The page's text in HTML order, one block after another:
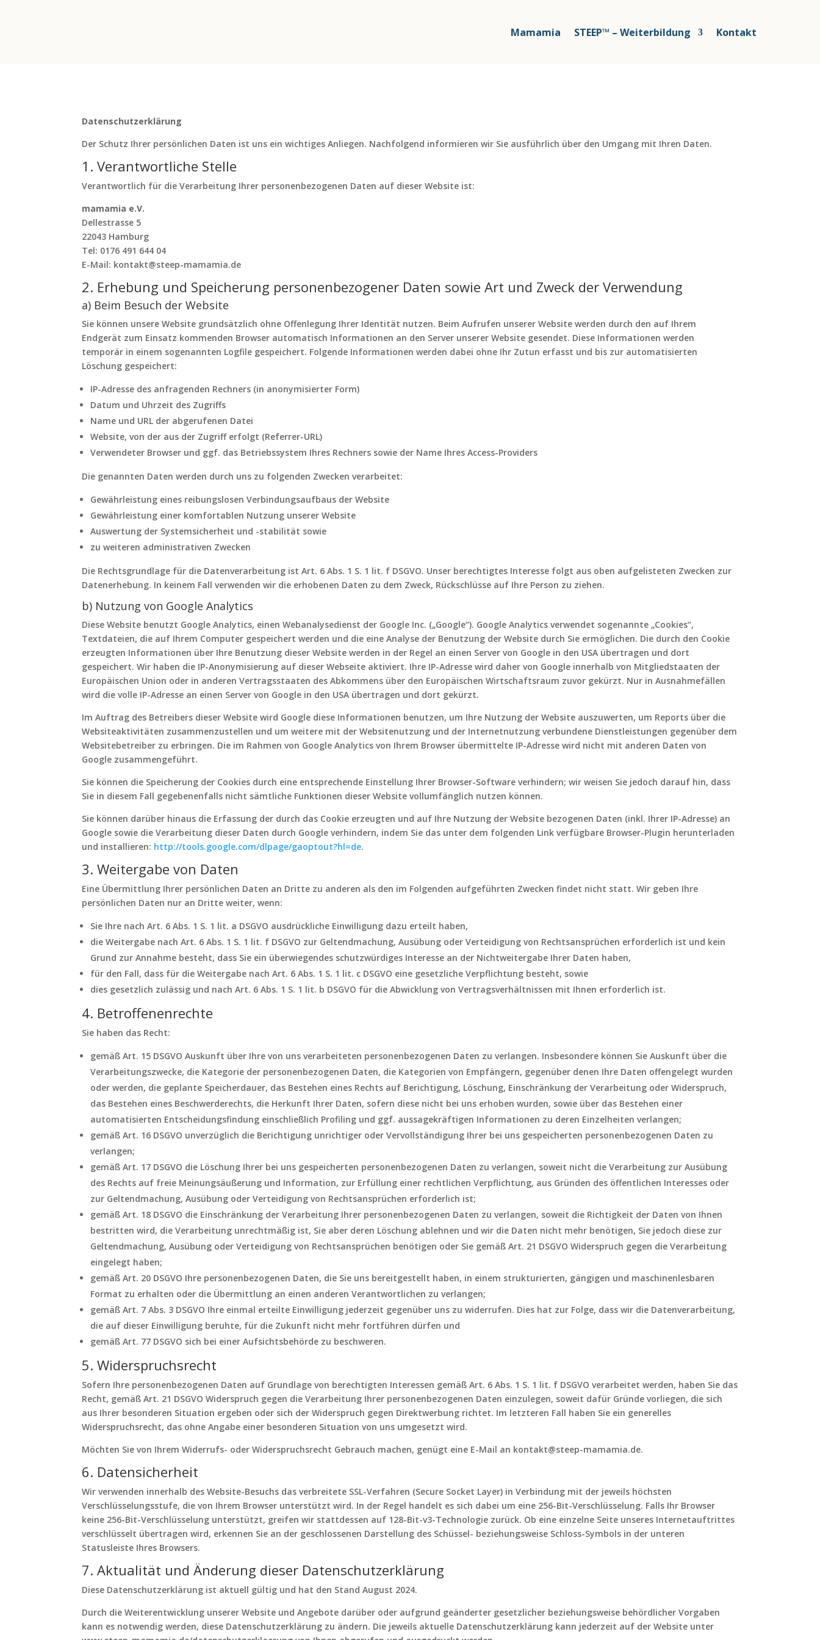
Mamamia STEEP™ – Weiterbildung Kontakt
Datenschutzerklärung
Der Schutz Ihrer persönlichen Daten ist uns ein wichtiges Anliegen. Nachfolgend informieren wir Sie ausführlich über den Umgang mit Ihren Daten.
1. Verantwortliche Stelle
Verantwortlich für die Verarbeitung Ihrer personenbezogenen Daten auf dieser Website ist:
mamamia e.V.
Dellestrasse 5
22043 Hamburg
Tel: 0176 491 644 04
E-Mail: kontakt@steep-mamamia.de
2. Erhebung und Speicherung personenbezogener Daten sowie Art und Zweck der Verwendung
a) Beim Besuch der Website
Sie können unsere Website grundsätzlich ohne Offenlegung Ihrer Identität nutzen. Beim Aufrufen unserer Website werden durch den auf Ihrem
Endgerät zum Einsatz kommenden Browser automatisch Informationen an den Server unserer Website gesendet. Diese Informationen werden
temporär in einem sogenannten Logfile gespeichert. Folgende Informationen werden dabei ohne Ihr Zutun erfasst und bis zur automatisierten
Löschung gespeichert:
IP-Adresse des anfragenden Rechners (in anonymisierter Form)
Datum und Uhrzeit des Zugriffs
Name und URL der abgerufenen Datei
Website, von der aus der Zugriff erfolgt (Referrer-URL)
Verwendeter Browser und ggf. das Betriebssystem Ihres Rechners sowie der Name Ihres Access-Providers
Die genannten Daten werden durch uns zu folgenden Zwecken verarbeitet:
Gewährleistung eines reibungslosen Verbindungsaufbaus der Website
Gewährleistung einer komfortablen Nutzung unserer Website
Auswertung der Systemsicherheit und -stabilität sowie
zu weiteren administrativen Zwecken
Die Rechtsgrundlage für die Datenverarbeitung ist Art. 6 Abs. 1 S. 1 lit. f DSGVO. Unser berechtigtes Interesse folgt aus oben aufgelisteten Zwecken zur
Datenerhebung. In keinem Fall verwenden wir die erhobenen Daten zu dem Zweck, Rückschlüsse auf Ihre Person zu ziehen.
b) Nutzung von Google Analytics
Diese Website benutzt Google Analytics, einen Webanalysedienst der Google Inc. („Google“). Google Analytics verwendet sogenannte „Cookies“,
Textdateien, die auf Ihrem Computer gespeichert werden und die eine Analyse der Benutzung der Website durch Sie ermöglichen. Die durch den Cookie
erzeugten Informationen über Ihre Benutzung dieser Website werden in der Regel an einen Server von Google in den USA übertragen und dort
gespeichert. Wir haben die IP-Anonymisierung auf dieser Webseite aktiviert. Ihre IP-Adresse wird daher von Google innerhalb von Mitgliedstaaten der
Europäischen Union oder in anderen Vertragsstaaten des Abkommens über den Europäischen Wirtschaftsraum zuvor gekürzt. Nur in Ausnahmefällen
wird die volle IP-Adresse an einen Server von Google in den USA übertragen und dort gekürzt.
Im Auftrag des Betreibers dieser Website wird Google diese Informationen benutzen, um Ihre Nutzung der Website auszuwerten, um Reports über die
Websiteaktivitäten zusammenzustellen und um weitere mit der Websitenutzung und der Internetnutzung verbundene Dienstleistungen gegenüber dem
Websitebetreiber zu erbringen. Die im Rahmen von Google Analytics von Ihrem Browser übermittelte IP-Adresse wird nicht mit anderen Daten von
Google zusammengeführt.
Sie können die Speicherung der Cookies durch eine entsprechende Einstellung Ihrer Browser-Software verhindern; wir weisen Sie jedoch darauf hin, dass
Sie in diesem Fall gegebenenfalls nicht sämtliche Funktionen dieser Website vollumfänglich nutzen können.
Sie können darüber hinaus die Erfassung der durch das Cookie erzeugten und auf Ihre Nutzung der Website bezogenen Daten (inkl. Ihrer IP-Adresse) an
Google sowie die Verarbeitung dieser Daten durch Google verhindern, indem Sie das unter dem folgenden Link verfügbare Browser-Plugin herunterladen
und installieren: http://tools.google.com/dlpage/gaoptout?hl=de.
3. Weitergabe von Daten
Eine Übermittlung Ihrer persönlichen Daten an Dritte zu anderen als den im Folgenden aufgeführten Zwecken findet nicht statt. Wir geben Ihre
persönlichen Daten nur an Dritte weiter, wenn:
Sie Ihre nach Art. 6 Abs. 1 S. 1 lit. a DSGVO ausdrückliche Einwilligung dazu erteilt haben,
die Weitergabe nach Art. 6 Abs. 1 S. 1 lit. f DSGVO zur Geltendmachung, Ausübung oder Verteidigung von Rechtsansprüchen erforderlich ist und kein
Grund zur Annahme besteht, dass Sie ein überwiegendes schutzwürdiges Interesse an der Nichtweitergabe Ihrer Daten haben,
für den Fall, dass für die Weitergabe nach Art. 6 Abs. 1 S. 1 lit. c DSGVO eine gesetzliche Verpflichtung besteht, sowie
dies gesetzlich zulässig und nach Art. 6 Abs. 1 S. 1 lit. b DSGVO für die Abwicklung von Vertragsverhältnissen mit Ihnen erforderlich ist.
4. Betroffenenrechte
Sie haben das Recht:
gemäß Art. 15 DSGVO Auskunft über Ihre von uns verarbeiteten personenbezogenen Daten zu verlangen. Insbesondere können Sie Auskunft über die
Verarbeitungszwecke, die Kategorie der personenbezogenen Daten, die Kategorien von Empfängern, gegenüber denen Ihre Daten offengelegt wurden
oder werden, die geplante Speicherdauer, das Bestehen eines Rechts auf Berichtigung, Löschung, Einschränkung der Verarbeitung oder Widerspruch,
das Bestehen eines Beschwerderechts, die Herkunft Ihrer Daten, sofern diese nicht bei uns erhoben wurden, sowie über das Bestehen einer
automatisierten Entscheidungsfindung einschließlich Profiling und ggf. aussagekräftigen Informationen zu deren Einzelheiten verlangen;
gemäß Art. 16 DSGVO unverzüglich die Berichtigung unrichtiger oder Vervollständigung Ihrer bei uns gespeicherten personenbezogenen Daten zu
verlangen;
gemäß Art. 17 DSGVO die Löschung Ihrer bei uns gespeicherten personenbezogenen Daten zu verlangen, soweit nicht die Verarbeitung zur Ausübung
des Rechts auf freie Meinungsäußerung und Information, zur Erfüllung einer rechtlichen Verpflichtung, aus Gründen des öffentlichen Interesses oder
zur Geltendmachung, Ausübung oder Verteidigung von Rechtsansprüchen erforderlich ist;
gemäß Art. 18 DSGVO die Einschränkung der Verarbeitung Ihrer personenbezogenen Daten zu verlangen, soweit die Richtigkeit der Daten von Ihnen
bestritten wird, die Verarbeitung unrechtmäßig ist, Sie aber deren Löschung ablehnen und wir die Daten nicht mehr benötigen, Sie jedoch diese zur
Geltendmachung, Ausübung oder Verteidigung von Rechtsansprüchen benötigen oder Sie gemäß Art. 21 DSGVO Widerspruch gegen die Verarbeitung
eingelegt haben;
gemäß Art. 20 DSGVO Ihre personenbezogenen Daten, die Sie uns bereitgestellt haben, in einem strukturierten, gängigen und maschinenlesbaren
Format zu erhalten oder die Übermittlung an einen anderen Verantwortlichen zu verlangen;
gemäß Art. 7 Abs. 3 DSGVO Ihre einmal erteilte Einwilligung jederzeit gegenüber uns zu widerrufen. Dies hat zur Folge, dass wir die Datenverarbeitung,
die auf dieser Einwilligung beruhte, für die Zukunft nicht mehr fortführen dürfen und
gemäß Art. 77 DSGVO sich bei einer Aufsichtsbehörde zu beschweren.
5. Widerspruchsrecht
Sofern Ihre personenbezogenen Daten auf Grundlage von berechtigten Interessen gemäß Art. 6 Abs. 1 S. 1 lit. f DSGVO verarbeitet werden, haben Sie das
Recht, gemäß Art. 21 DSGVO Widerspruch gegen die Verarbeitung Ihrer personenbezogenen Daten einzulegen, soweit dafür Gründe vorliegen, die sich
aus Ihrer besonderen Situation ergeben oder sich der Widerspruch gegen Direktwerbung richtet. Im letzteren Fall haben Sie ein generelles
Widerspruchsrecht, das ohne Angabe einer besonderen Situation von uns umgesetzt wird.
Möchten Sie von Ihrem Widerrufs- oder Widerspruchsrecht Gebrauch machen, genügt eine E-Mail an kontakt@steep-mamamia.de.
6. Datensicherheit
Wir verwenden innerhalb des Website-Besuchs das verbreitete SSL-Verfahren (Secure Socket Layer) in Verbindung mit der jeweils höchsten
Verschlüsselungsstufe, die von Ihrem Browser unterstützt wird. In der Regel handelt es sich dabei um eine 256-Bit-Verschlüsselung. Falls Ihr Browser
keine 256-Bit-Verschlüsselung unterstützt, greifen wir stattdessen auf 128-Bit-v3-Technologie zurück. Ob eine einzelne Seite unseres Internetauftrittes
verschlüsselt übertragen wird, erkennen Sie an der geschlossenen Darstellung des Schüssel- beziehungsweise Schloss-Symbols in der unteren
Statusleiste Ihres Browsers.
7. Aktualität und Änderung dieser Datenschutzerklärung
Diese Datenschutzerklärung ist aktuell gültig und hat den Stand August 2024.
Durch die Weiterentwicklung unserer Website und Angebote darüber oder aufgrund geänderter gesetzlicher beziehungsweise behördlicher Vorgaben
kann es notwendig werden, diese Datenschutzerklärung zu ändern. Die jeweils aktuelle Datenschutzerklärung kann jederzeit auf der Website unter